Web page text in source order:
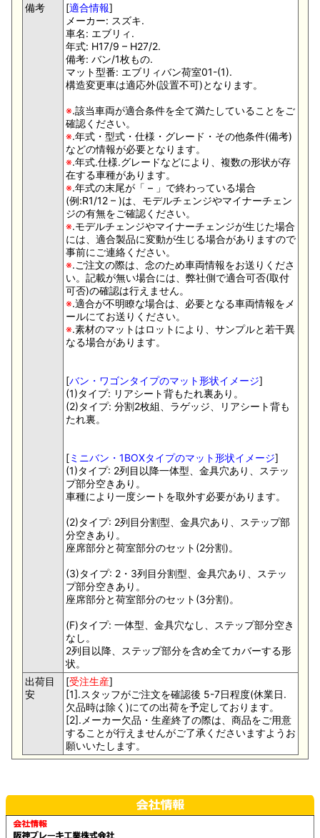
備考
[適合情報]
メーカー: スズキ.
車名: エブリィ.
年式: H17/9 – H27/2.
備考: バン/1枚もの.
マット型番: エブリィバン荷室01-(1).
構造変更車は適応外(設置不可)となります。
※.該当車両が適合条件を全て満たしていることをご
確認ください。
※.年式・型式・仕様・グレード・その他条件(備考)
などの情報が必要となります。
※.年式.仕様.グレードなどにより、複数の形状が存
在する車種があります。
※.年式の末尾が「 – 」で終わっている場合
(例:R1/12 – )は、モデルチェンジやマイナーチェン
ジの有無をご確認ください。
※.モデルチェンジやマイナーチェンジが生じた場合
には、適合製品に変動が生じる場合がありますので
事前にご連絡ください。
※.ご注文の際は、念のため車両情報をお送りくださ
い。記載が無い場合には、弊社側で適合可否(取付
可否)の確認は行えません。
※.適合が不明瞭な場合は、必要となる車両情報をメ
ールにてお送りください。
※.素材のマットはロットにより、サンプルと若干異
なる場合があります。
[バン・ワゴンタイプのマット形状イメージ]
(1)タイプ: リアシート背もたれ裏あり。
(2)タイプ: 分割2枚組、ラゲッジ、リアシート背も
たれ裏。
[ミニバン・1BOXタイプのマット形状イメージ]
(1)タイプ: 2列目以降一体型、金具穴あり、ステッ
プ部分空きあり。
車種により一度シートを取外す必要があります。
(2)タイプ: 2列目分割型、金具穴あり、ステップ部
分空きあり。
座席部分と荷室部分のセット(2分割)。
(3)タイプ: 2・3列目分割型、金具穴あり、ステッ
プ部分空きあり。
座席部分と荷室部分のセット(3分割)。
(F)タイプ: 一体型、金具穴なし、ステップ部分空き
なし。
2列目以降、ステップ部分を含め全てカバーする形
状。
出荷目
安
[受注生産]
[1].スタッフがご注文を確認後 5-7日程度(休業日.
欠品時は除く)にての出荷を予定しております。
[2].メーカー欠品・生産終了の際は、商品をご用意
することが行えませんがご了承くださいますようお
願いいたします。